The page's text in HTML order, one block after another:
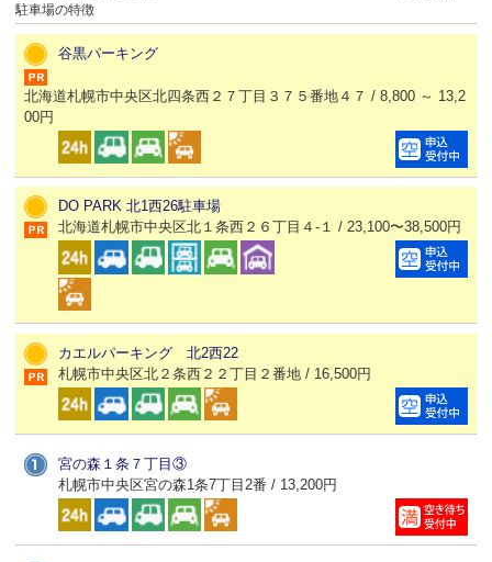
駐車場の特徴
谷黒パーキング
北海道札幌市中央区北四条西２７丁目３７５番地４７ / 8,800 ～ 13,2
00円
DO PARK 北1西26駐車場
北海道札幌市中央区北１条西２６丁目４-１ / 23,100〜38,500円
カエルパーキング 北2西22
札幌市中央区北２条西２２丁目２番地 / 16,500円
宮の森１条７丁目③
札幌市中央区宮の森1条7丁目2番 / 13,200円